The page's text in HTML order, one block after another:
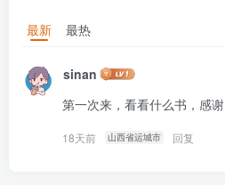
最新 最热
sinan
第一次来，看看什么书，感谢
18天前 山西省运城市 回复